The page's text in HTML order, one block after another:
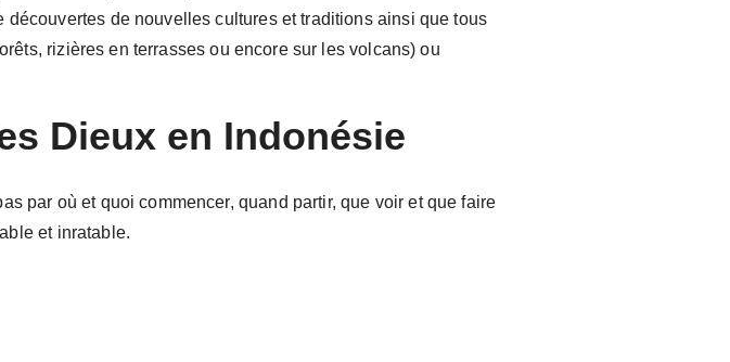
de nouvelles cultures et traditions ainsi que tous
rizières en terrasses ou encore sur les volcans) ou
Dieux en Indonésie
par où et quoi commencer, quand partir, que voir et que faire
et inratable.